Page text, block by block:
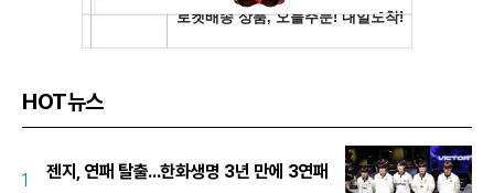
HOT뉴스
1 젠지, 연패 탈출...한화생명 3년 만에 3연패